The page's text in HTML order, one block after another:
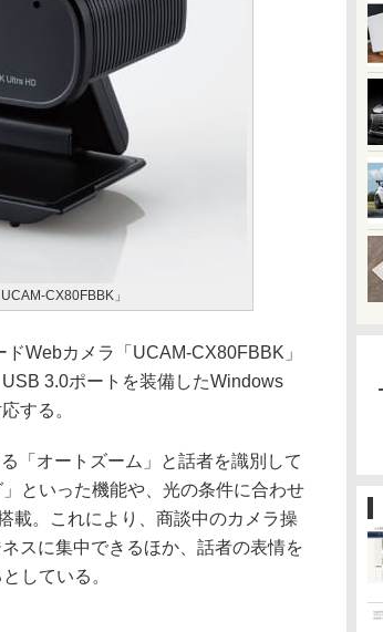
CX80FBBK」
Webカメラ「UCAM-CX80FBBK」
3.0ポートを装備したWindows
する。
「オートズーム」と話者を識別して
といった機能や、光の条件に合わせ
載。これにより、商談中のカメラ操
スに集中できるほか、話者の表情を
している。